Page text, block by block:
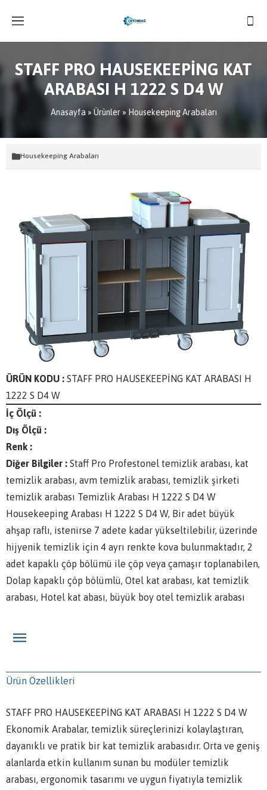
STAFF PRO HAUSEKEEPİNG KAT
ARABASI H 1222 S D4 W
Anasayfa » Ürünler» Housekeeping Arabaları
Housekeeping Arabaları
ÜRÜN KODU : STAFF PRO HAUSEKEEPİNG KAT ARABASI H
1222 S D4 W
İç Ölçü :
Dış Ölçü :
Renk :
Diğer Bilgiler : Staff Pro Profestonel temizlik arabası, kat
temizlik arabası, avm temizlik arabası, temizlik şirketi
temizlik arabası Temizlik Arabası H 1222 S D4 W
Housekeeping Arabası H 1222 S D4 W, Bir adet büyük
ahşap raflı, istenirse 7 adete kadar yükseltilebilir, üzerinde
hijyenik temizlik için 4 ayrı renkte kova bulunmaktadır, 2
adet kapaklı çöp bölümü ile çöp veya çamaşır toplanabilen,
Dolap kapaklı çöp bölümlü, Otel kat arabası, kat temizlik
arabası, Hotel kat abası, büyük boy otel temizlik arabası
Ürün Özellikleri
STAFF PRO HAUSEKEEPİNG KAT ARABASI H 1222 S D4 W
Ekonomik Arabalar, temizlik süreçlerinizi kolaylaştıran,
dayanıklı ve pratik bir kat temizlik arabasıdır. Orta ve geniş
alanlarda etkin kullanım sunan bu modüler temizlik
arabası, ergonomik tasarımı ve uygun fiyatıyla temizlik